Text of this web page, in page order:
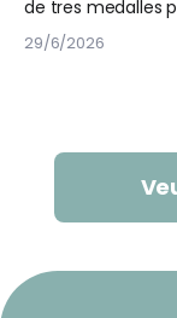
de tres medalles
29/6/2026